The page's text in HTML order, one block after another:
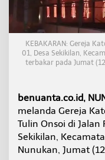
,
G
e
j
t
o
l
S
KEBAKARAN: Gereja
01, Desa Sekikilan,
terbakar pada Jumat
benuanta.co.id,
melanda Gereja
Tulin Onsoi di Jalan
Sekikilan,
Nunukan, Jumat